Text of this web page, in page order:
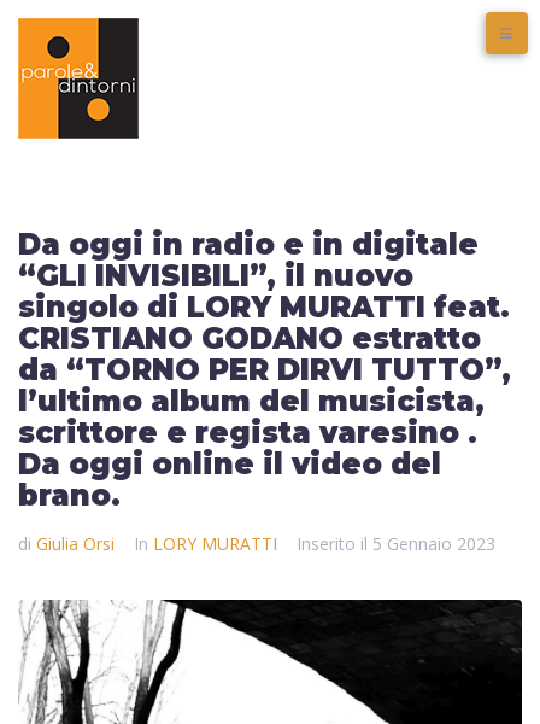
Da oggi in radio e in digitale
“GLI INVISIBILI”, il nuovo
singolo di LORY MURATTI feat.
CRISTIANO GODANO estratto
da “TORNO PER DIRVI TUTTO”,
l’ultimo album del musicista,
scrittore e regista varesino .
Da oggi online il video del
brano.
di Giulia Orsi In LORY MURATTI Inserito il 5 Gennaio 2023